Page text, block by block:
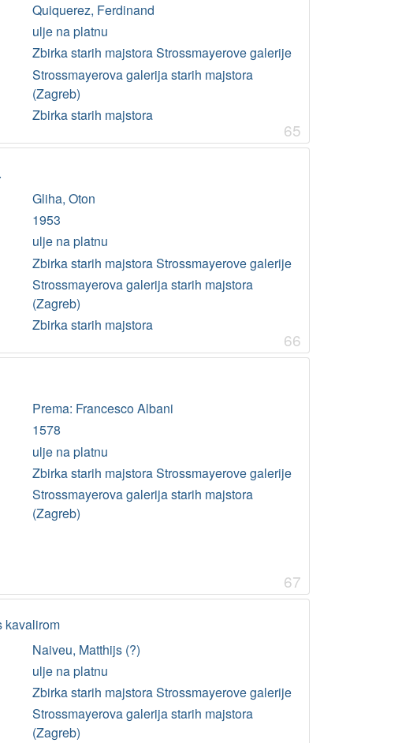
Quiquerez, Ferdinand
ulje na platnu
Zbirka starih majstora Strossmayerove galerije
Strossmayerova galerija starih majstora
(Zagreb)
Zbirka starih majstora
65
Gliha, Oton
1953
ulje na platnu
Zbirka starih majstora Strossmayerove galerije
Strossmayerova galerija starih majstora
(Zagreb)
Zbirka starih majstora
66
Prema: Francesco Albani
1578
ulje na platnu
Zbirka starih majstora Strossmayerove galerije
Strossmayerova galerija starih majstora
(Zagreb)
67
kavalirom
Naiveu, Matthijs (?)
ulje na platnu
Zbirka starih majstora Strossmayerove galerije
Strossmayerova galerija starih majstora
(Zagreb)